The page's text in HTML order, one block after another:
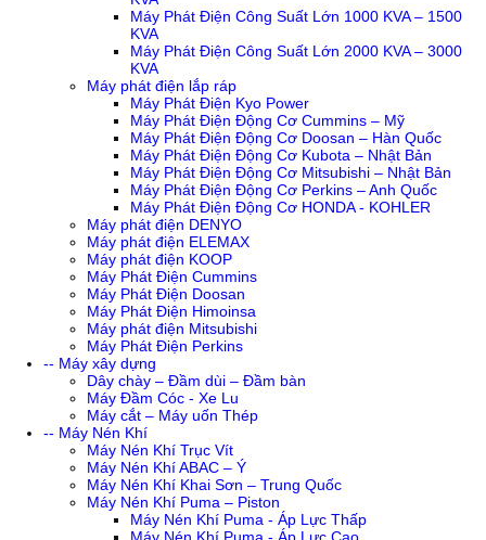
Máy Phát Điện Công Suất Lớn 1000 KVA – 1500
KVA
Máy Phát Điện Công Suất Lớn 2000 KVA – 3000
KVA
Máy phát điện lắp ráp
Máy Phát Điện Kyo Power
Máy Phát Điện Động Cơ Cummins – Mỹ
Máy Phát Điện Động Cơ Doosan – Hàn Quốc
Máy Phát Điện Động Cơ Kubota – Nhật Bản
Máy Phát Điện Động Cơ Mitsubishi – Nhật Bản
Máy Phát Điện Động Cơ Perkins – Anh Quốc
Máy Phát Điện Động Cơ HONDA - KOHLER
Máy phát điện DENYO
Máy phát điện ELEMAX
Máy phát điện KOOP
Máy Phát Điện Cummins
Máy Phát Điện Doosan
Máy Phát Điện Himoinsa
Máy phát điện Mitsubishi
Máy Phát Điện Perkins
-- Máy xây dựng
Dây chày – Đầm dùi – Đầm bàn
Máy Đầm Cóc - Xe Lu
Máy cắt – Máy uốn Thép
-- Máy Nén Khí
Máy Nén Khí Trục Vít
Máy Nén Khí ABAC – Ý
Máy Nén Khí Khai Sơn – Trung Quốc
Máy Nén Khí Puma – Piston
Máy Nén Khí Puma - Áp Lực Thấp